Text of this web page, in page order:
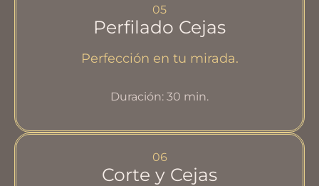
05
Perfección en tu mirada.
Perfilado Cejas
Duración: 30 min.
06
Corte y Cejas